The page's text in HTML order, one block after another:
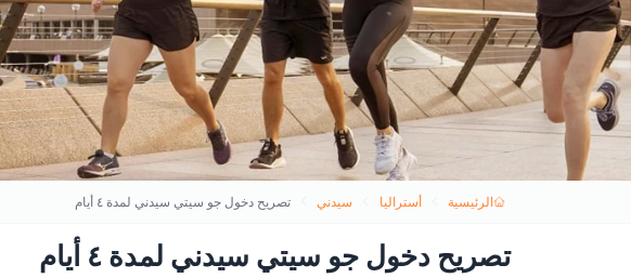
الرئيسية أستراليا سيدني تصريح دخول جو سيتي سيدني لمدة ٤ أيام
تصريح دخول جو سيتي سيدني لمدة ٤ أيام